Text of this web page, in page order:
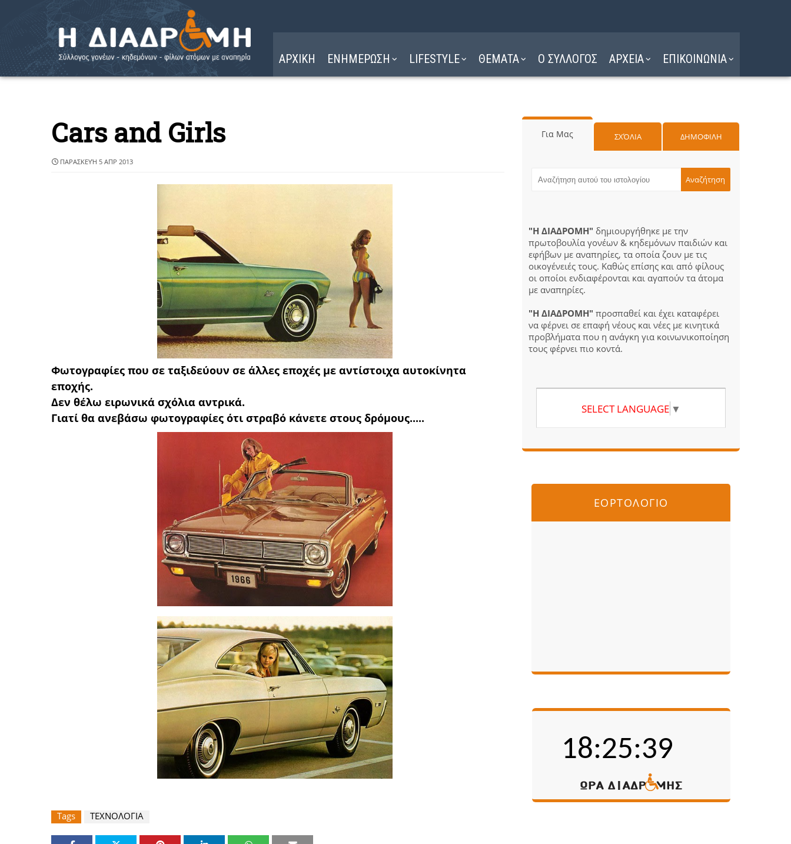
ΑΡΧΙΚΗ ΕΝΗΜΕΡΩΣΗ LIFESTYLE ΘΕΜΑΤΑ Ο ΣΥΛΛΟΓΟΣ ΑΡΧΕΙΑ ΕΠΙΚΟΙΝΩΝΙΑ
Cars and Girls
ΠΑΡΑΣΚΕΥΉ 5 ΑΠΡ 2013
Φωτογραφίες που σε ταξιδεύουν σε άλλες εποχές με αντίστοιχα αυτοκίνητα
εποχής.
Δεν θέλω ειρωνικά σχόλια αντρικά.
Γιατί θα ανεβάσω φωτογραφίες ότι στραβό κάνετε στους δρόμους.....
Tags ΤΕΧΝΟΛΟΓΙΑ
Για Μας ΣΧΌΛΙΑ ΔΗΜΟΦΙΛΗ
"Η ΔΙΑΔΡΟΜΗ" δημιουργήθηκε με την
πρωτοβουλία γονέων & κηδεμόνων παιδιών και
εφήβων με αναπηρίες, τα οποία ζουν με τις
οικογένειές τους. Καθώς επίσης και από φίλους
οι οποίοι ενδιαφέρονται και αγαπούν τα άτομα
με αναπηρίες.
"Η ΔΙΑΔΡΟΜΗ" προσπαθεί και έχει καταφέρει
να φέρνει σε επαφή νέους και νέες με κινητικά
προβλήματα που η ανάγκη για κοινωνικοποίηση
τους φέρνει πιο κοντά.
SELECT LANGUAGE ▼
ΕΟΡΤΟΛΟΓΙΟ